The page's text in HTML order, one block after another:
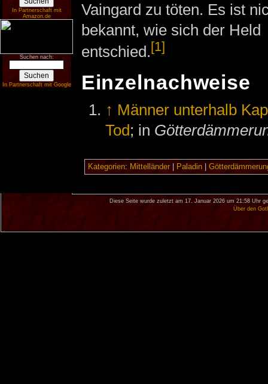
In Partnerschaft mit
Amazon.de
Suchen nach:
In Partnerschaft mit Google
Vaingard zu töten. Es ist
bekannt, wie sich der Held
entschied.[1]
Einzelnachweise
↑ Männer unterhalb
Tod; in
Kategorien: Mittelländer| Paladin|
Diese Seite wurde zuletzt am 17. Januar 2026 um 21:58 Uhr
Über den